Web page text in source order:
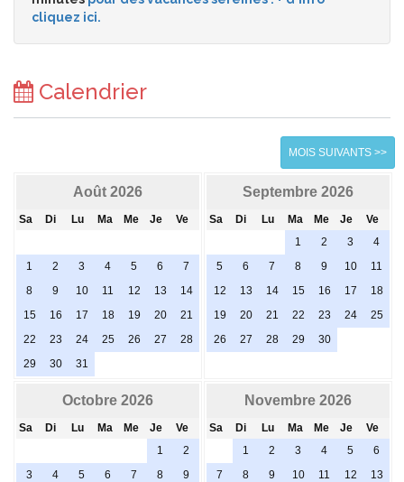
cliquez ici.
Calendrier
MOIS SUIVANTS >>
Août 2026
Sa Di Lu Ma Me Je Ve
1 2 3 4 5 6
7
8
9 10 11 12 13
14
15
16 17 18 19 20
21
22
23 24 25 26 27
28
29
30 31
Septembre 2026
Sa Di Lu Ma Me Je
Ve
1
2 3
4
5
6 7 8 9 10
11
12
13 14 15 16 17
18
19
20 21 22 23 24
25
26
27 28 29 30
Octobre 2026
Sa Di Lu Ma Me Je
Ve
1
2
3
4 5 6 7 8
9
Novembre 2026
Sa Di Lu Ma Me Je
Ve
1
2 3 4 5
6
7
8 9 10 11 12
13